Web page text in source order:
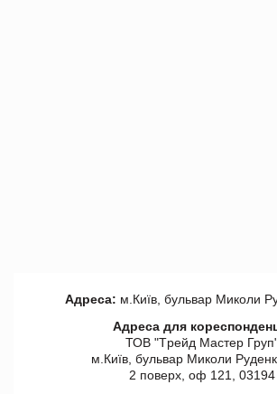
Адреса: м.Київ, бульвар Миколи
Адреса для
ТОВ "Tрейд Мастер
м.Київ, бульвар Миколи
2 поверх, оф 121, 03194